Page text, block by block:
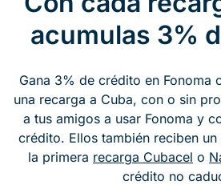
acumulas 3%
Gana 3% de crédito en Fonoma
una recarga a Cuba, con o sin
a tus amigos a usar Fonoma y
crédito. Ellos también reciben
la primera recarga Cubacel o
crédito no